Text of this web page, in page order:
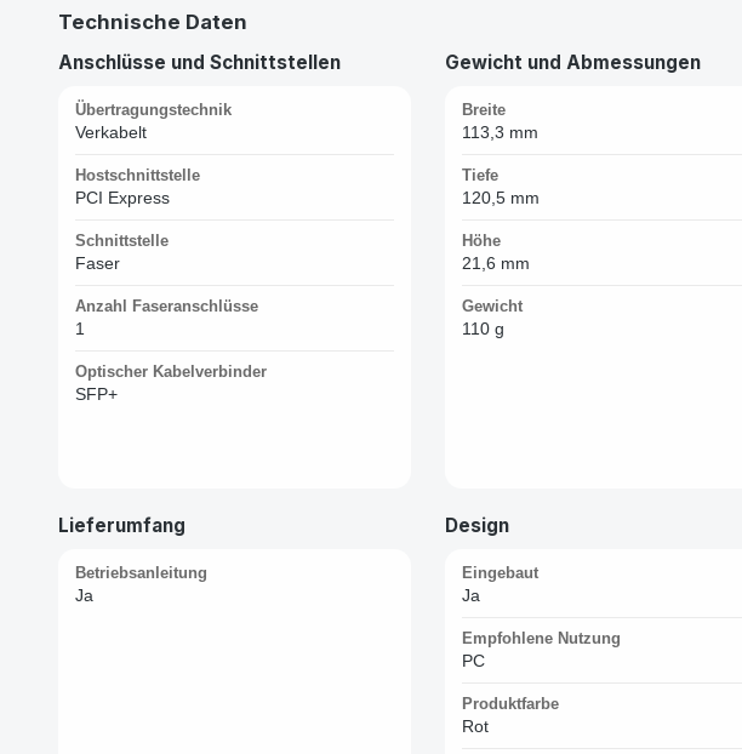
Technische Daten
Anschlüsse und Schnittstellen
Übertragungstechnik
Verkabelt
Hostschnittstelle
PCI Express
Schnittstelle
Faser
Anzahl Faseranschlüsse
1
Optischer Kabelverbinder
SFP+
Gewicht und Abmessungen
Breite
113,3 mm
Tiefe
120,5 mm
Höhe
21,6 mm
Gewicht
110 g
Lieferumfang
Betriebsanleitung
Ja
Design
Eingebaut
Ja
Empfohlene Nutzung
PC
Produktfarbe
Rot